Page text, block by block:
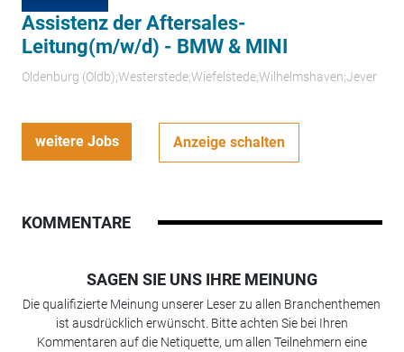
Assistenz der Aftersales-
Leitung(m/w/d) - BMW & MINI
Oldenburg (Oldb);Westerstede;Wiefelstede;Wilhelmshaven;Jever
weitere Jobs Anzeige schalten
KOMMENTARE
SAGEN SIE UNS IHRE MEINUNG
Die qualifizierte Meinung unserer Leser zu allen Branchenthemen
ist ausdrücklich erwünscht. Bitte achten Sie bei Ihren
Kommentaren auf die Netiquette, um allen Teilnehmern eine